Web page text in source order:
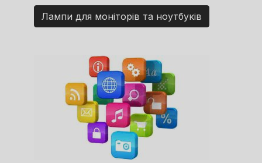
Лампи для моніторів та ноутбуків